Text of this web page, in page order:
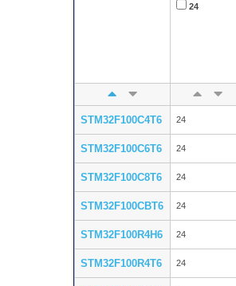
24
STM32F100C4T6 24
STM32F100C6T6 24
STM32F100C8T6 24
STM32F100CBT6 24
STM32F100R4H6 24
STM32F100R4T6 24